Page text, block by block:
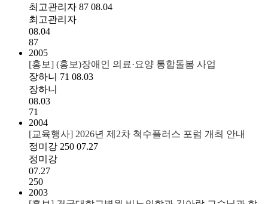
최고관리자 87 08.04
최고관리자
08.04
87
2005
[홍보] (홍보)장애인 의료·요양 통합돌봄 사업
장하니 71 08.03
장하니
08.03
71
2004
[교육행사] 2026년 제2차 척수플러스 포럼 개최 안내
정미강 250 07.27
정미강
07.27
250
2003